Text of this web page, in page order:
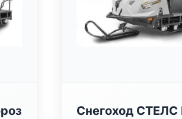
Снегоход СТЕЛС